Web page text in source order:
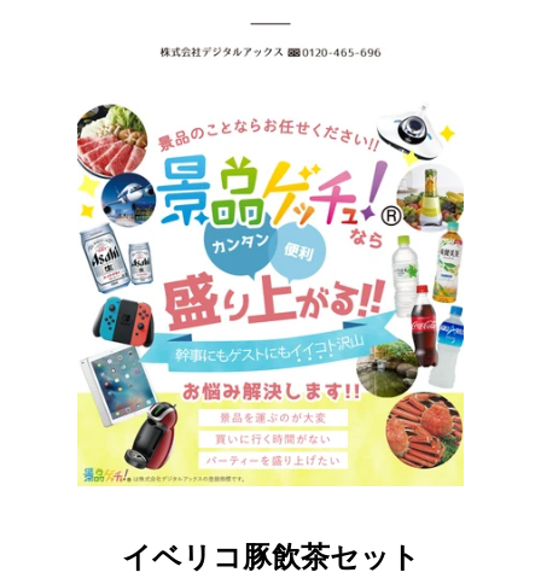
イベリコ豚飲茶セット